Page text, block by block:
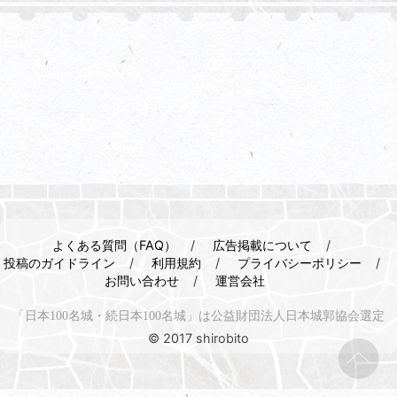
よくある質問（FAQ）
広告掲載について
投稿のガイドライン
利用規約
プライバシーポリシー
お問い合わせ
運営会社
「日本100名城・続日本100名城」は公益財団法人日本城郭協会選定
© 2017 shirobito